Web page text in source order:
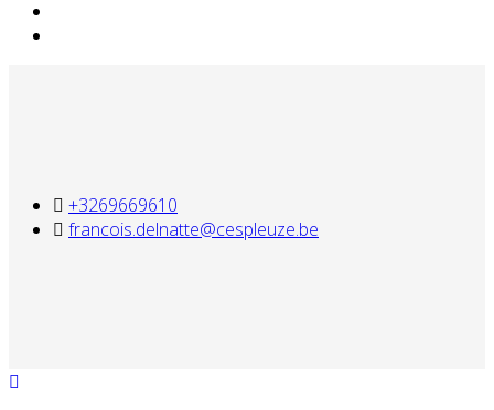
+3269669610
francois.delnatte@cespleuze.be